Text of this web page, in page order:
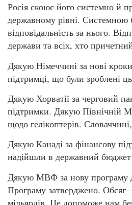
Росія скоює його системно й
державному рівні. Системною
відповідальність за нього.
держави та всіх, хто
Дякую Німеччині за нові
підтримці, що були зроблені
Дякую Хорватії за черговий
підтримки. Дякую Північній
щодо гелікоптерів.
Дякую Канаді за фінансову
надійшли в державний бюджет
Дякую МВФ за нову програму
Програму затверджено. Обсяг
мільярдів. Це допоможе нам